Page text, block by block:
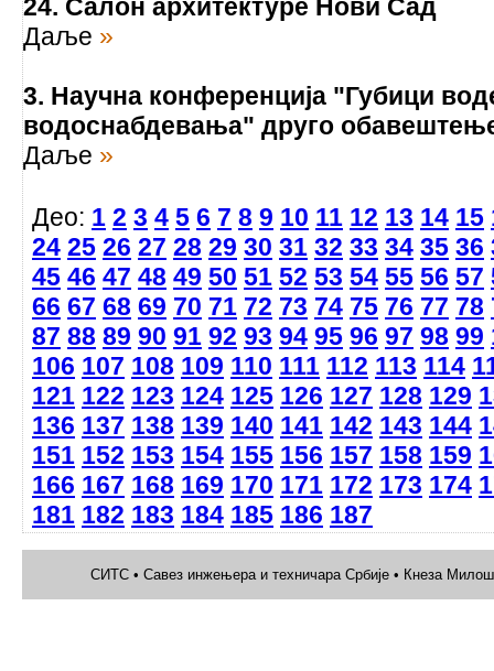
24. Салон архитектуре Нови Сад
Даље »
3. Научна конференција "Губици
водоснабдевања" друго
Даље »
Део: 1 2 3 4 5 6 7 8 9 10 11 12 13 14 15
24 25 26 27 28 29 30 31 32 33 34 35 36
45 46 47 48 49 50 51 52 53 54 55 56 57
66 67 68 69 70 71 72 73 74 75 76 77 78
87 88 89 90 91 92 93 94 95 96 97 98 99
106 107 108 109 110 111 112 113 114
121 122 123 124 125 126 127 128 129
136 137 138 139 140 141 142 143 144
151 152 153 154 155 156 157 158 159
166 167 168 169 170 171 172 173 174
181 182 183 184 185 186 187
СИТС • Савез инжењера и техничара Србије • Кнеза